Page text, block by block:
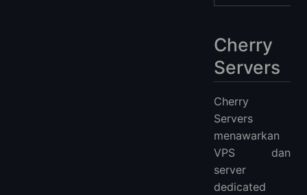
Cherry
Servers
Cherry
Servers
menawarkan
VPS dan
server
dedicated